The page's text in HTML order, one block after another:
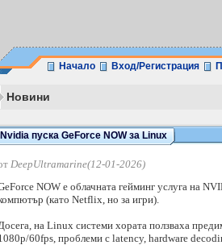
Начало Вход/Регистрация
Новини
Nvidia пуска GeForce NOW за Linux
DeepUltramarine(12-01-2026)
NOW е облачната гейминг услуга на
(като Netflix, но за игри).
на Linux системи хората ползваха
60fps, проблеми с latency, hardware